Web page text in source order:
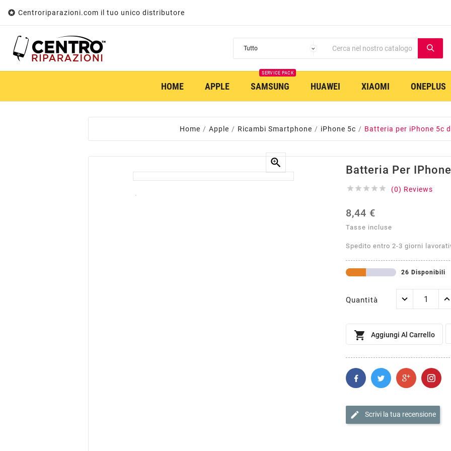
 Centroriparazioni.com il tuo unico distributore
HOME APPLE SAMSUNG
SERVICE PACK
HUAWEI XIAOMI ONEPLUS
Home Apple Ricambi Smartphone iPhone 5c Batteria per iPhone 5c

Batteria Per
     (0) Reviews
8,44 €
Tasse incluse
Spedito entro 2-3 giorni
26 Disponibili
Quantità
 Aggiungi Al Carrello
edit Scrivi la tua recensione